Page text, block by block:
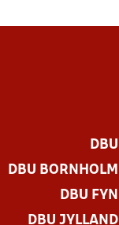
DBU
DBU BORNHOLM
DBU FYN
DBU JYLLAND